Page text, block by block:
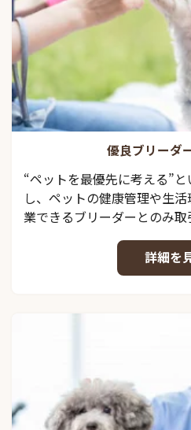
優良ブリーダ
“ペットを最優先に考える”
し、ペットの健康管理や生
業できるブリーダーとのみ取
詳細を